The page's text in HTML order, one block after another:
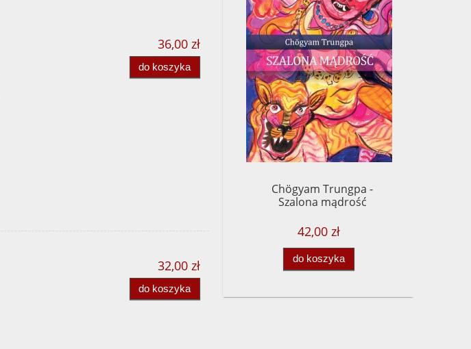
36,00 zł
do koszyka
32,00 zł
do koszyka
Chögyam Trungpa -
Szalona mądrość
42,00 zł
do koszyka